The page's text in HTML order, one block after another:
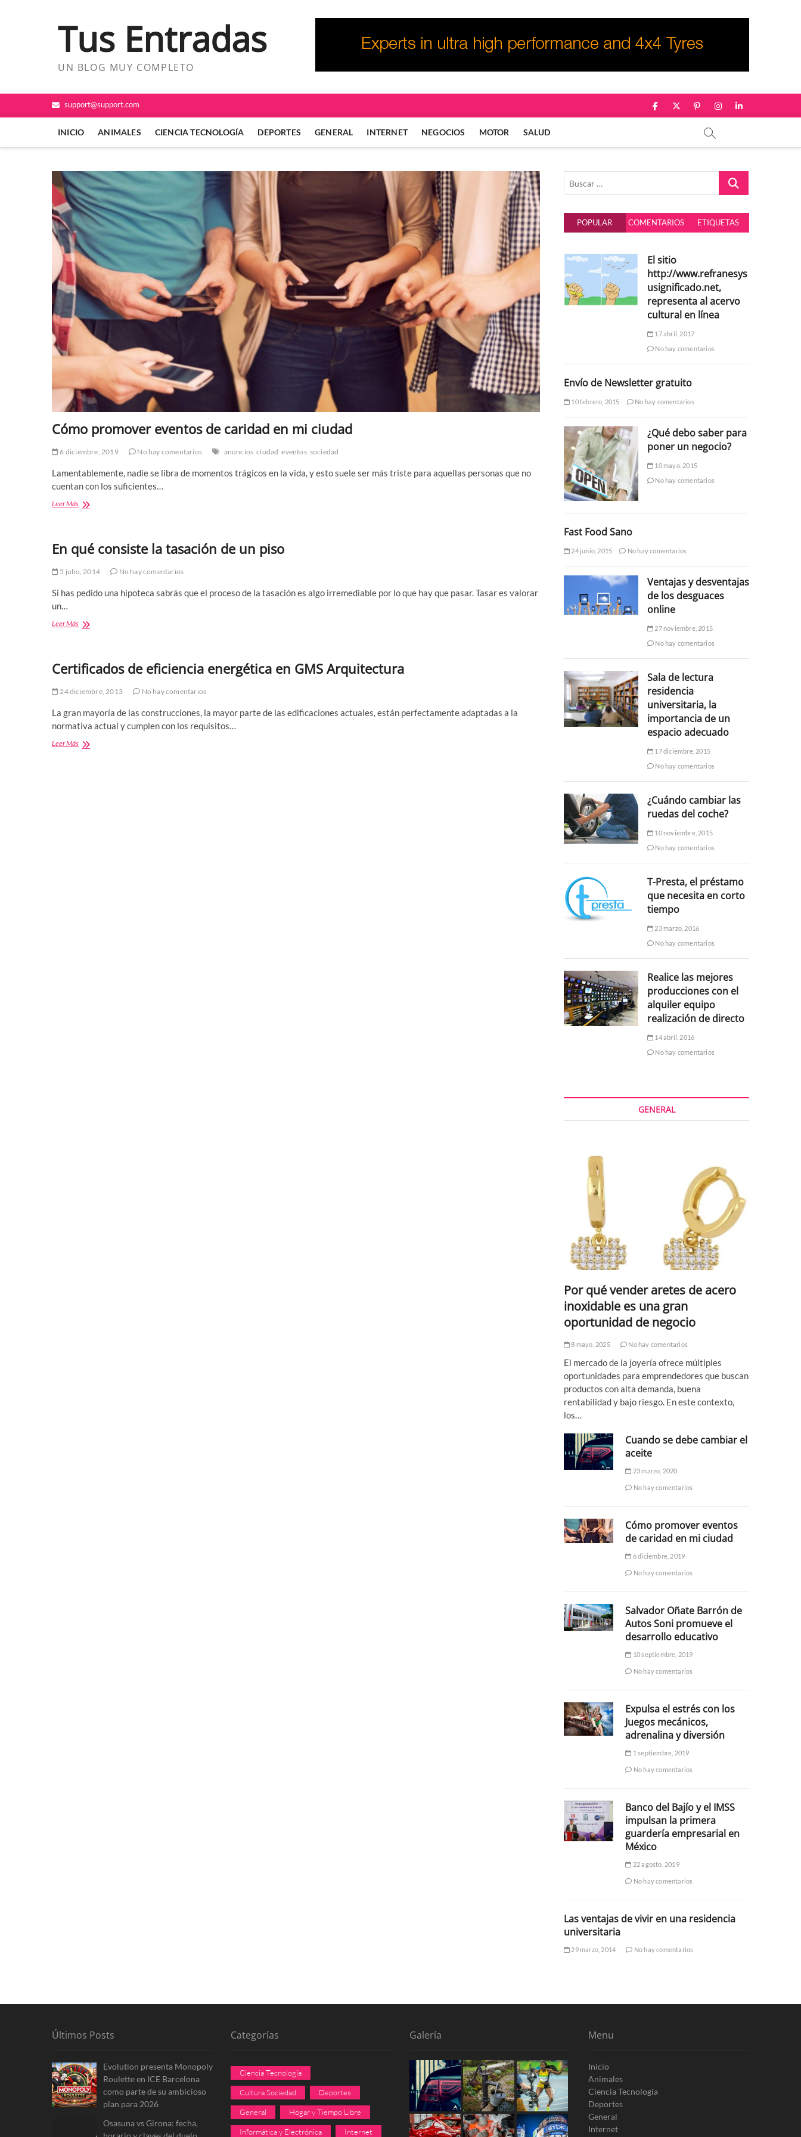
Tus Entradas
UN BLOG MUY COMPLETO
support@support.com facebook
twitter
pinterest
instagram
linkedin
INICIO ANIMALES CIENCIA TECNOLOGÍA DEPORTES GENERAL INTERNET NEGOCIOS MOTOR SALUD
Cómo promover eventos de caridad en mi ciudad
6 diciembre, 2019 No hay comentarios anuncios ciudad eventos sociedad
Lamentablemente, nadie se libra de momentos trágicos en la vida, y esto suele ser más triste para aquellas personas que no
cuentan con los suficientes…
Leer MásCómo
caridad
en
En qué consiste la tasación de un piso
5 julio, 2014 No hay comentarios
Si has pedido una hipoteca sabrás que el proceso de la tasación es algo irremediable por lo que hay que pasar. Tasar es valorar
un…
Leer MásEn
tasación
de
un
Certificados de eficiencia energética en GMS Arquitectura
24 diciembre, 2013 No hay comentarios
La gran mayoría de las construcciones, la mayor parte de las edificaciones actuales, están perfectamente adaptadas a la
normativa actual y cumplen con los requisitos…
Leer MásCertificados
Buscar
POPULAR COMENTARIOS ETIQUETAS
El sitio
http://www.refranesys
usignificado.net,
representa al acervo
cultural en línea
17 abril, 2017
No hay comentarios
Envío de Newsletter gratuito
10 febrero, 2015 No hay comentarios
¿Qué debo saber para
poner un negocio?
10 mayo, 2015
No hay comentarios
Fast Food Sano
24 junio, 2015 No hay comentarios
Ventajas y desventajas
de los desguaces
online
27 noviembre, 2015
No hay comentarios
Sala de lectura
residencia
universitaria, la
importancia de un
espacio adecuado
17 diciembre, 2015
No hay comentarios
¿Cuándo cambiar las
ruedas del coche?
10 noviembre, 2015
No hay comentarios
T-Presta, el préstamo
que necesita en corto
tiempo
23 marzo, 2016
No hay comentarios
Realice las mejores
producciones con el
alquiler equipo
realización de directo
14 abril, 2016
No hay comentarios
GENERAL
Por qué vender aretes de acero
inoxidable es una gran
oportunidad de negocio
8 mayo, 2025 No hay comentarios
El mercado de la joyería ofrece múltiples
oportunidades para emprendedores que buscan
productos con alta demanda, buena
rentabilidad y bajo riesgo. En este contexto,
los…
Cuando se debe cambiar el
aceite
23 marzo, 2020
No hay comentarios
Cómo promover eventos
de caridad en mi ciudad
6 diciembre, 2019
No hay comentarios
Salvador Oñate Barrón de
Autos Soni promueve el
desarrollo educativo
10 septiembre, 2019
No hay comentarios
Expulsa el estrés con los
Juegos mecánicos,
adrenalina y diversión
1 septiembre, 2019
No hay comentarios
Banco del Bajío y el IMSS
impulsan la primera
guardería empresarial en
México
22 agosto, 2019
No hay comentarios
Las ventajas de vivir en una residencia
universitaria
29 marzo, 2014 No hay comentarios
Últimos Posts
Evolution presenta Monopoly
Roulette en ICE Barcelona
como parte de su ambicioso
plan para 2026
Osasuna vs Girona: fecha,
Categorías
Ciencia Tecnología
Cultura Sociedad Deportes
General Hogar y Tiempo Libre
Informática y Electrónica Internet
Galería Menu
Inicio
Animales
Ciencia Tecnología
Deportes
General
Internet